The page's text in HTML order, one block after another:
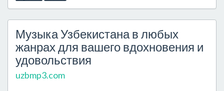
Музыка Узбекистана в любых
жанрах для вашего вдохновения и
удовольствия
uzbmp3.com